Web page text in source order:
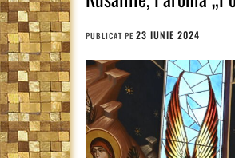
PUBLICAT PE 23 IUNIE 2024